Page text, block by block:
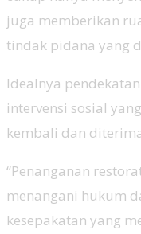
juga memberikan
tindak pidana yang
Idealnya
intervensi sosial
kembali dan
“Penanganan
menangani hukum
kesepakatan yang